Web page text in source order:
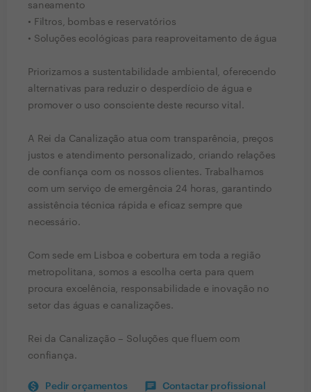
saneamento
• Filtros, bombas e reservatórios
• Soluções ecológicas para reaproveitamento de água
Priorizamos a sustentabilidade ambiental, oferecendo
alternativas para reduzir o desperdício de água e
promover o uso consciente deste recurso vital.
A Rei da Canalização atua com transparência, preços
justos e atendimento personalizado, criando relações
de confiança com os nossos clientes. Trabalhamos
com um serviço de emergência 24 horas, garantindo
assistência técnica rápida e eficaz sempre que
necessário.
Com sede em Lisboa e cobertura em toda a região
metropolitana, somos a escolha certa para quem
procura excelência, responsabilidade e inovação no
setor das águas e canalizações.
Rei da Canalização – Soluções que fluem com
confiança.
Pedir orçamentos Contactar profissional